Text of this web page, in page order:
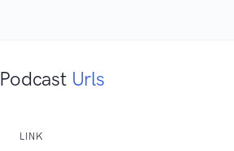
Podcast Urls
LINK